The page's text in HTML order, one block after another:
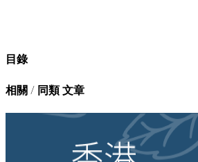
目錄
相關 / 同類 文章